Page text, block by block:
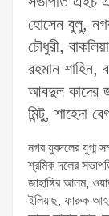
হোসেন বুলু,
চৌধুরী,
রহমান শাহিন,
আবদুল কাদের
মিন্টু, শাহেদা
নগর যুবদলের যুগ্ম
শ্রমিক দলের
জাহাঙ্গির আলম,
ইলিয়াছ, ফারুক